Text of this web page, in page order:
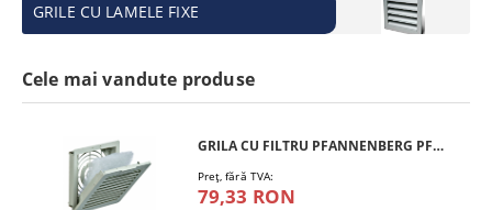
GRILE CU LAMELE FIXE
Cele mai vandute produse
GRILA CU FILTRU PFANNENBERG PFA 10.000
Preţ, fără TVA:
79,33 RON